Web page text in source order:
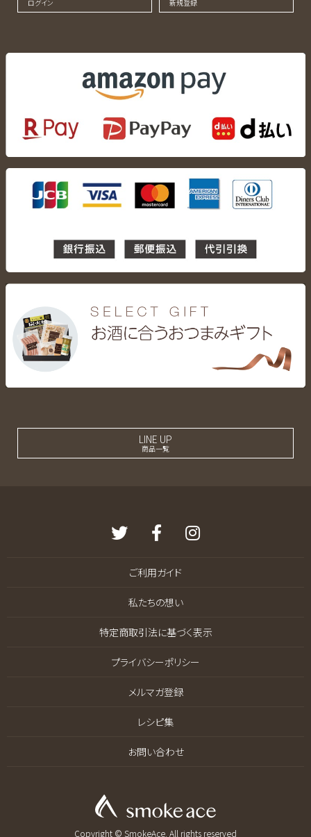
ログイン 新規登録
LINE UP
商品一覧
ご利用ガイド
私たちの想い
特定商取引法に基づく表示
プライバシーポリシー
メルマガ登録
レシピ集
お問い合わせ
Copyright © SmokeAce. All rights reserved